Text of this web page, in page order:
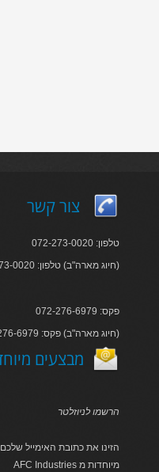
צור קשר
טלפון: 072-273-0020
+972 (0) 72-273-0020 :חיוג מארה"ב) טלפון)
פקס: 072-276-6979
+972 (0) 72-276-6979 :חיוג מארה"ב) פקס)
!מבצעים
הרשמו לניוזלטר
הזינו את כתובת האימייל
AFC Industries מיוחדות מ